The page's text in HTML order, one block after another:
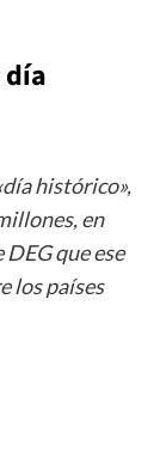
histórico»,
en
que ese
los países